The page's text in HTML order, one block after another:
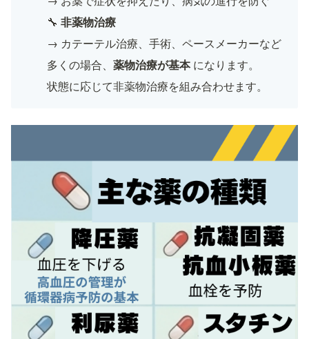
🔧 非薬物治療
→ カテーテル治療、手術、ペースメーカーなど
多くの場合、 薬物治療が基本 になります。
状態に応じて非薬物治療を組み合わせます。